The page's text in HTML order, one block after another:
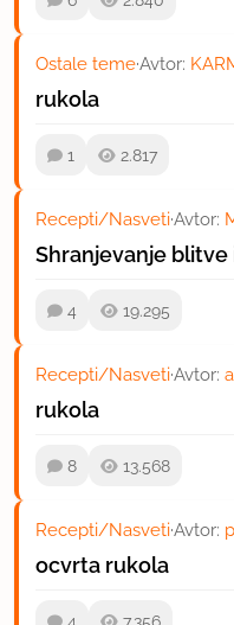
Ostale teme·Avtor:
rukola
1 2.817
Recepti/Nasveti·Avtor:
Shranjevanje blitve
4 19.295
Recepti/Nasveti·Avtor:
rukola
8 13.568
Recepti/Nasveti·Avtor:
ocvrta rukola
4 7.356